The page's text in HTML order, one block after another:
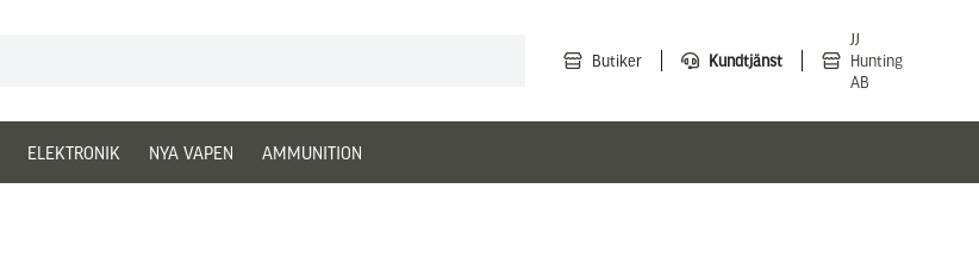
Butiker Kundtjänst
JJ
Hunting
AB
ELEKTRONIK NYA VAPEN AMMUNITION